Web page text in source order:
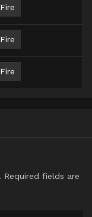
Required fields are